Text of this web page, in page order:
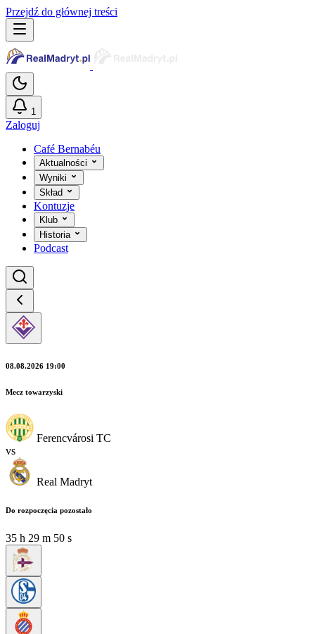
Przejdź do głównej treści
1
Zaloguj
Café Bernabéu
Aktualności
Wyniki
Skład
Kontuzje
Klub
Historia
Podcast
08.08.2026 19:00
Mecz towarzyski
Ferencvárosi TC
vs
Real Madryt
Do rozpoczęcia pozostało
35 h 29 m 48 s